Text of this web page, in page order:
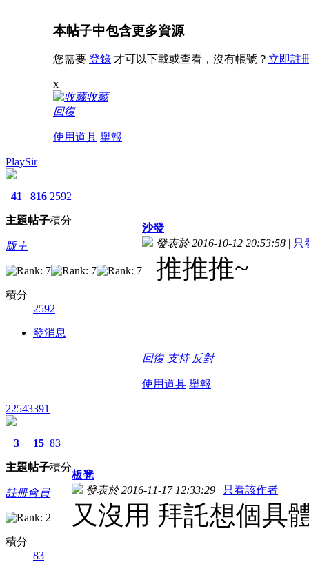
本帖子中包含更多資源
您需要 登錄 才可以下載或查看，沒有帳號？ 立即註
x
收藏
回復
使用道具 舉報
PlaySir
41
主題
816
帖子
2592
積分
版主
積分
2592
發消息
沙發
發表於 2016-10-12 20:53:58 | 只
推推推~
回復 支持 反對
使用道具 舉報
22543391
3
主題
15
帖子
83
積分
註冊會員
積分
83
板凳
發表於 2016-11-17 12:33:29 | 只看該作者
又沒用 拜託想個具